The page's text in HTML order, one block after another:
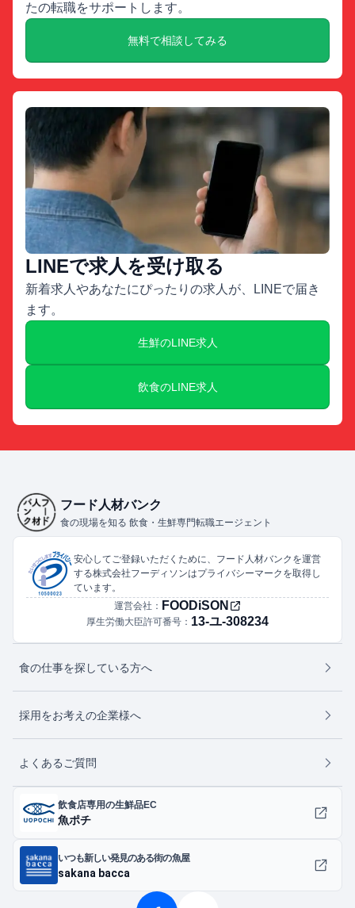
たの転職をサポートします。
無料で相談してみる
LINEで求人を受け取る
新着求人やあなたにぴったりの求人が、LINEで届き
ます。
生鮮のLINE求人
飲食のLINE求人
フード人材バンク
食の現場を知る 飲食・生鮮専門転職エージェント
安心してご登録いただくために、フード人材バンクを運営
する株式会社フーディソンはプライバシーマークを取得し
ています。
運営会社： FOODiSON
厚生労働大臣許可番号： 13-ユ-308234
食の仕事を探している方へ
採用をお考えの企業様へ
よくあるご質問
飲食店専用の生鮮品EC
魚ポチ
いつも新しい発見のある街の魚屋
sakana bacca